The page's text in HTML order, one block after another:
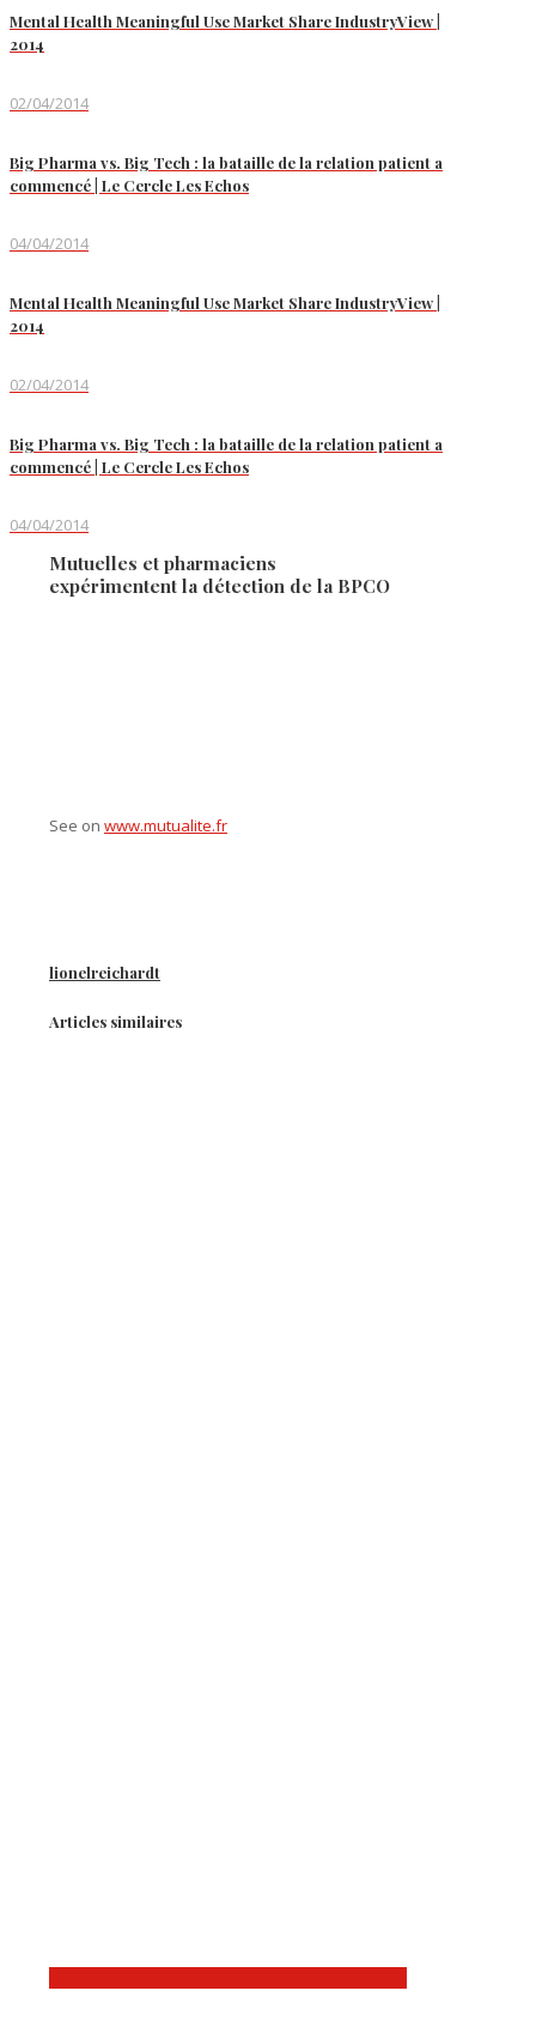
Mental Health Meaningful Use Market Share IndustryView |
2014
02/04/2014
Big Pharma vs. Big Tech : la bataille de la relation patient a
commencé | Le Cercle Les Echos
04/04/2014
Mental Health Meaningful Use Market Share IndustryView |
2014
02/04/2014
Big Pharma vs. Big Tech : la bataille de la relation patient a
commencé | Le Cercle Les Echos
04/04/2014
Mutuelles et pharmaciens
expérimentent la détection de la BPCO
See on www.mutualite.fr
lionelreichardt
Articles similaires